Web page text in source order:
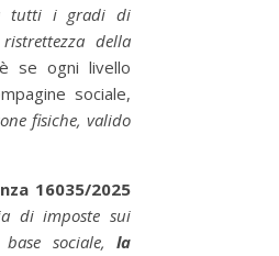
a tutti i gradi di
della
se ogni livello
sociale,
fisiche, valido
16035/2025
di imposte sui
sociale, la